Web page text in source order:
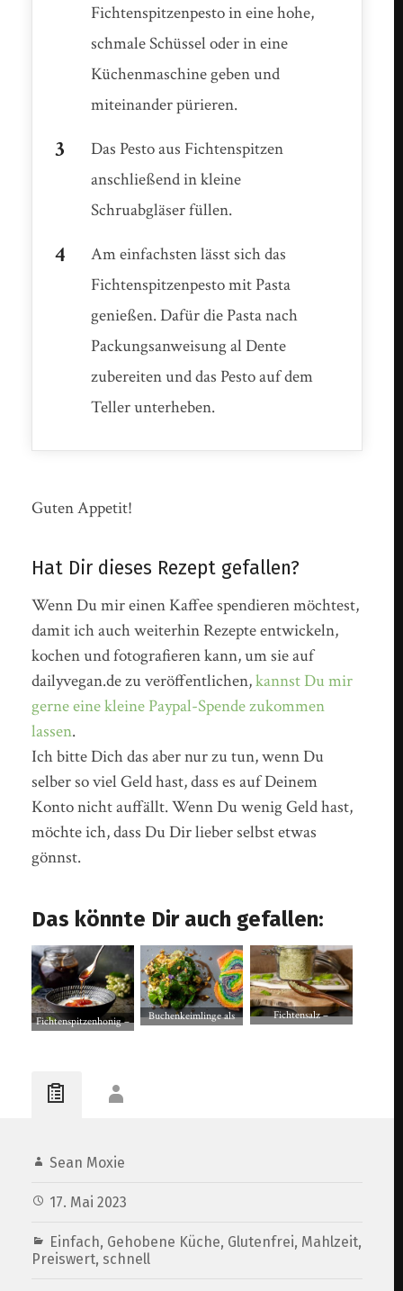
Fichtenspitzenpesto in eine hohe,
schmale Schüssel oder in eine
Küchenmaschine geben und
miteinander pürieren.
Das Pesto aus Fichtenspitzen
anschließend in kleine
Schruabgläser füllen.
Am einfachsten lässt sich das
Fichtenspitzenpesto mit Pasta
genießen. Dafür die Pasta nach
Packungsanweisung al Dente
zubereiten und das Pesto auf dem
Teller unterheben.
Guten Appetit!
Hat Dir dieses Rezept gefallen?
Wenn Du mir einen Kaffee spendieren möchtest,
damit ich auch weiterhin Rezepte entwickeln,
kochen und fotografieren kann, um sie auf
dailyvegan.de zu veröffentlichen,kannst Du mir
gerne eine kleine Paypal-Spende zukommen
lassen.
Ich bitte Dich das aber nur zu tun, wenn Du
selber so viel Geld hast, dass es auf Deinem
Konto nicht auffällt. Wenn Du wenig Geld hast,
möchte ich, dass Du Dir lieber selbst etwas
gönnst.
Das könnte Dir auch gefallen:
Fichtenspitzenhonig –
Buchenkeimlinge als
Fichtensalz –
Sean Moxie
17. Mai 2023
Einfach, Gehobene Küche, Glutenfrei, Mahlzeit,
Preiswert, schnell